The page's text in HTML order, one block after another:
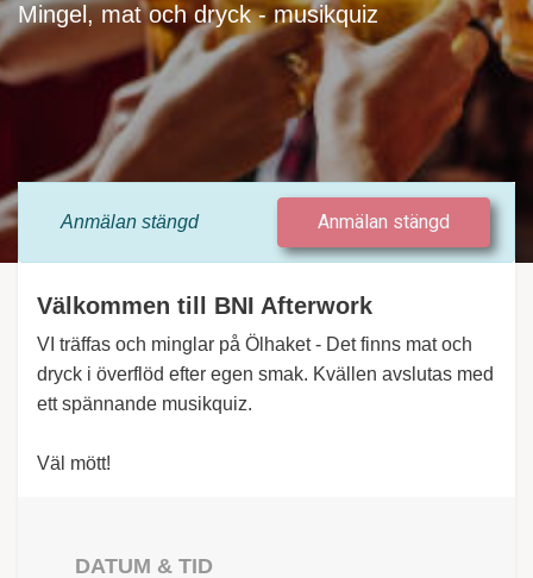
Mingel, mat och dryck - musikquiz
Anmälan stängd Anmälan stängd
Välkommen till BNI Afterwork
VI träffas och minglar på Ölhaket - Det finns mat och
dryck i överflöd efter egen smak. Kvällen avslutas med
ett spännande musikquiz.
Väl mött!
DATUM & TID